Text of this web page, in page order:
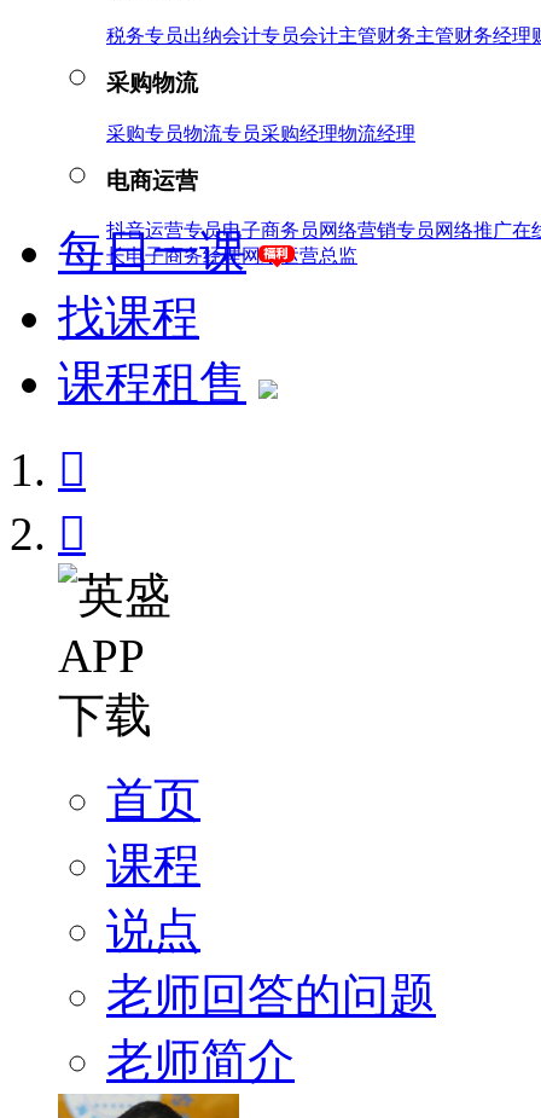
税务专员出纳会计专员会计主管财务主管财务经理
采购物流
采购专员物流专员采购经理物流经理
电商运营
抖音运营专员电子商务员网络营销专员网络推广在
长电子商务经理网络运营总监
每日一课
找课程
课程租售


首页
课程
说点
老师回答的问题
老师简介